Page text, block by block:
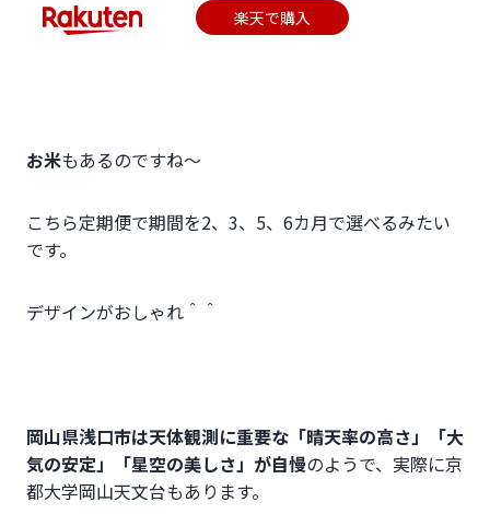
楽天で購入
お米もあるのですね～
こちら定期便で期間を2、3、5、6カ月で選べるみたい
です。
デザインがおしゃれ＾＾
岡山県浅口市は天体観測に重要な「晴天率の高さ」「大
気の安定」「星空の美しさ」が自慢のようで、実際に京
都大学岡山天文台もあります。